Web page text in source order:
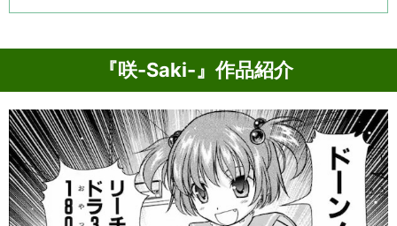
『咲-Saki-』作品紹介